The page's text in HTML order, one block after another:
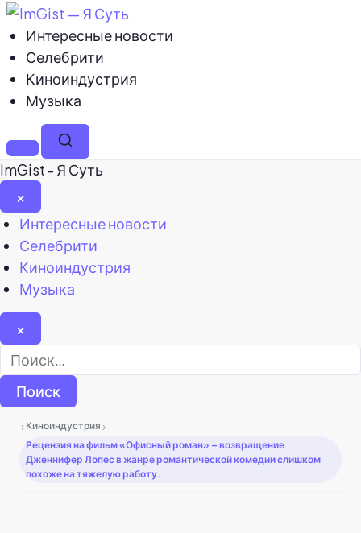
Интересные новости
Селебрити
Киноиндустрия
Музыка
МенюПоиск
ImGist - Я Суть
×
Закрыть
меню
Интересные новости
Селебрити
Киноиндустрия
Музыка
×
Найти:
› Киноиндустрия ›
Рецензия на фильм «Офисный роман» – возвращение
Дженнифер Лопес в жанре романтической комедии слишком
похоже на тяжелую работу.